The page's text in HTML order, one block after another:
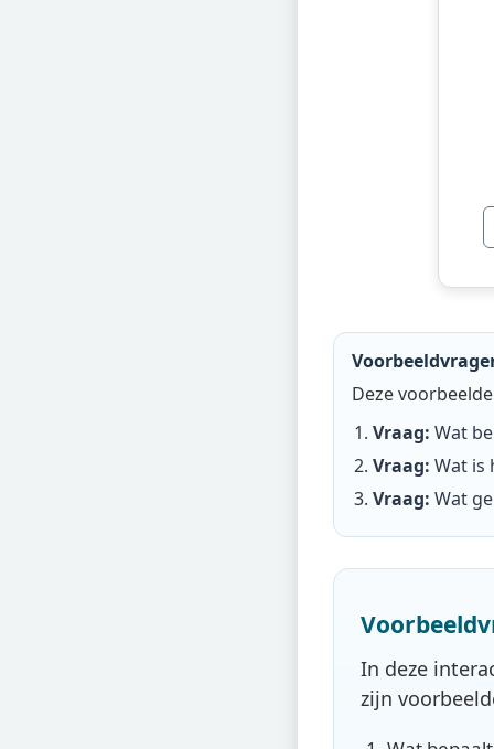
Deze
Vraag: Wat
Vraag: Wat is
Vraag: Wat
In deze
zijn